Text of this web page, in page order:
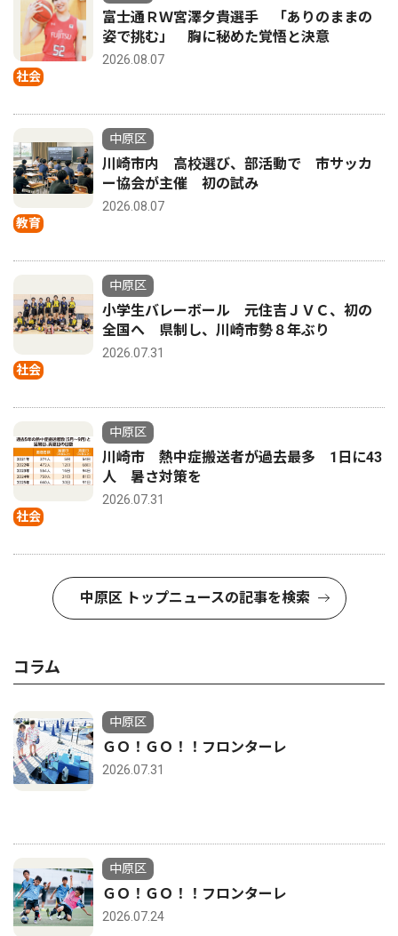
社会
富士通ＲＷ宮澤夕貴選手 「ありのままの
姿で挑む」 胸に秘めた覚悟と決意
2026.08.07
教育
中原区
川崎市内 高校選び、部活動で 市サッカ
ー協会が主催 初の試み
2026.08.07
社会
中原区
小学生バレーボール 元住吉ＪＶＣ、初の
全国へ 県制し、川崎市勢８年ぶり
2026.07.31
社会
中原区
川崎市 熱中症搬送者が過去最多 1日に43
人 暑さ対策を
2026.07.31
中原区 トップニュースの記事を検索
コラム
中原区
ＧＯ！ＧＯ！！フロンターレ
2026.07.31
中原区
ＧＯ！ＧＯ！！フロンターレ
2026.07.24